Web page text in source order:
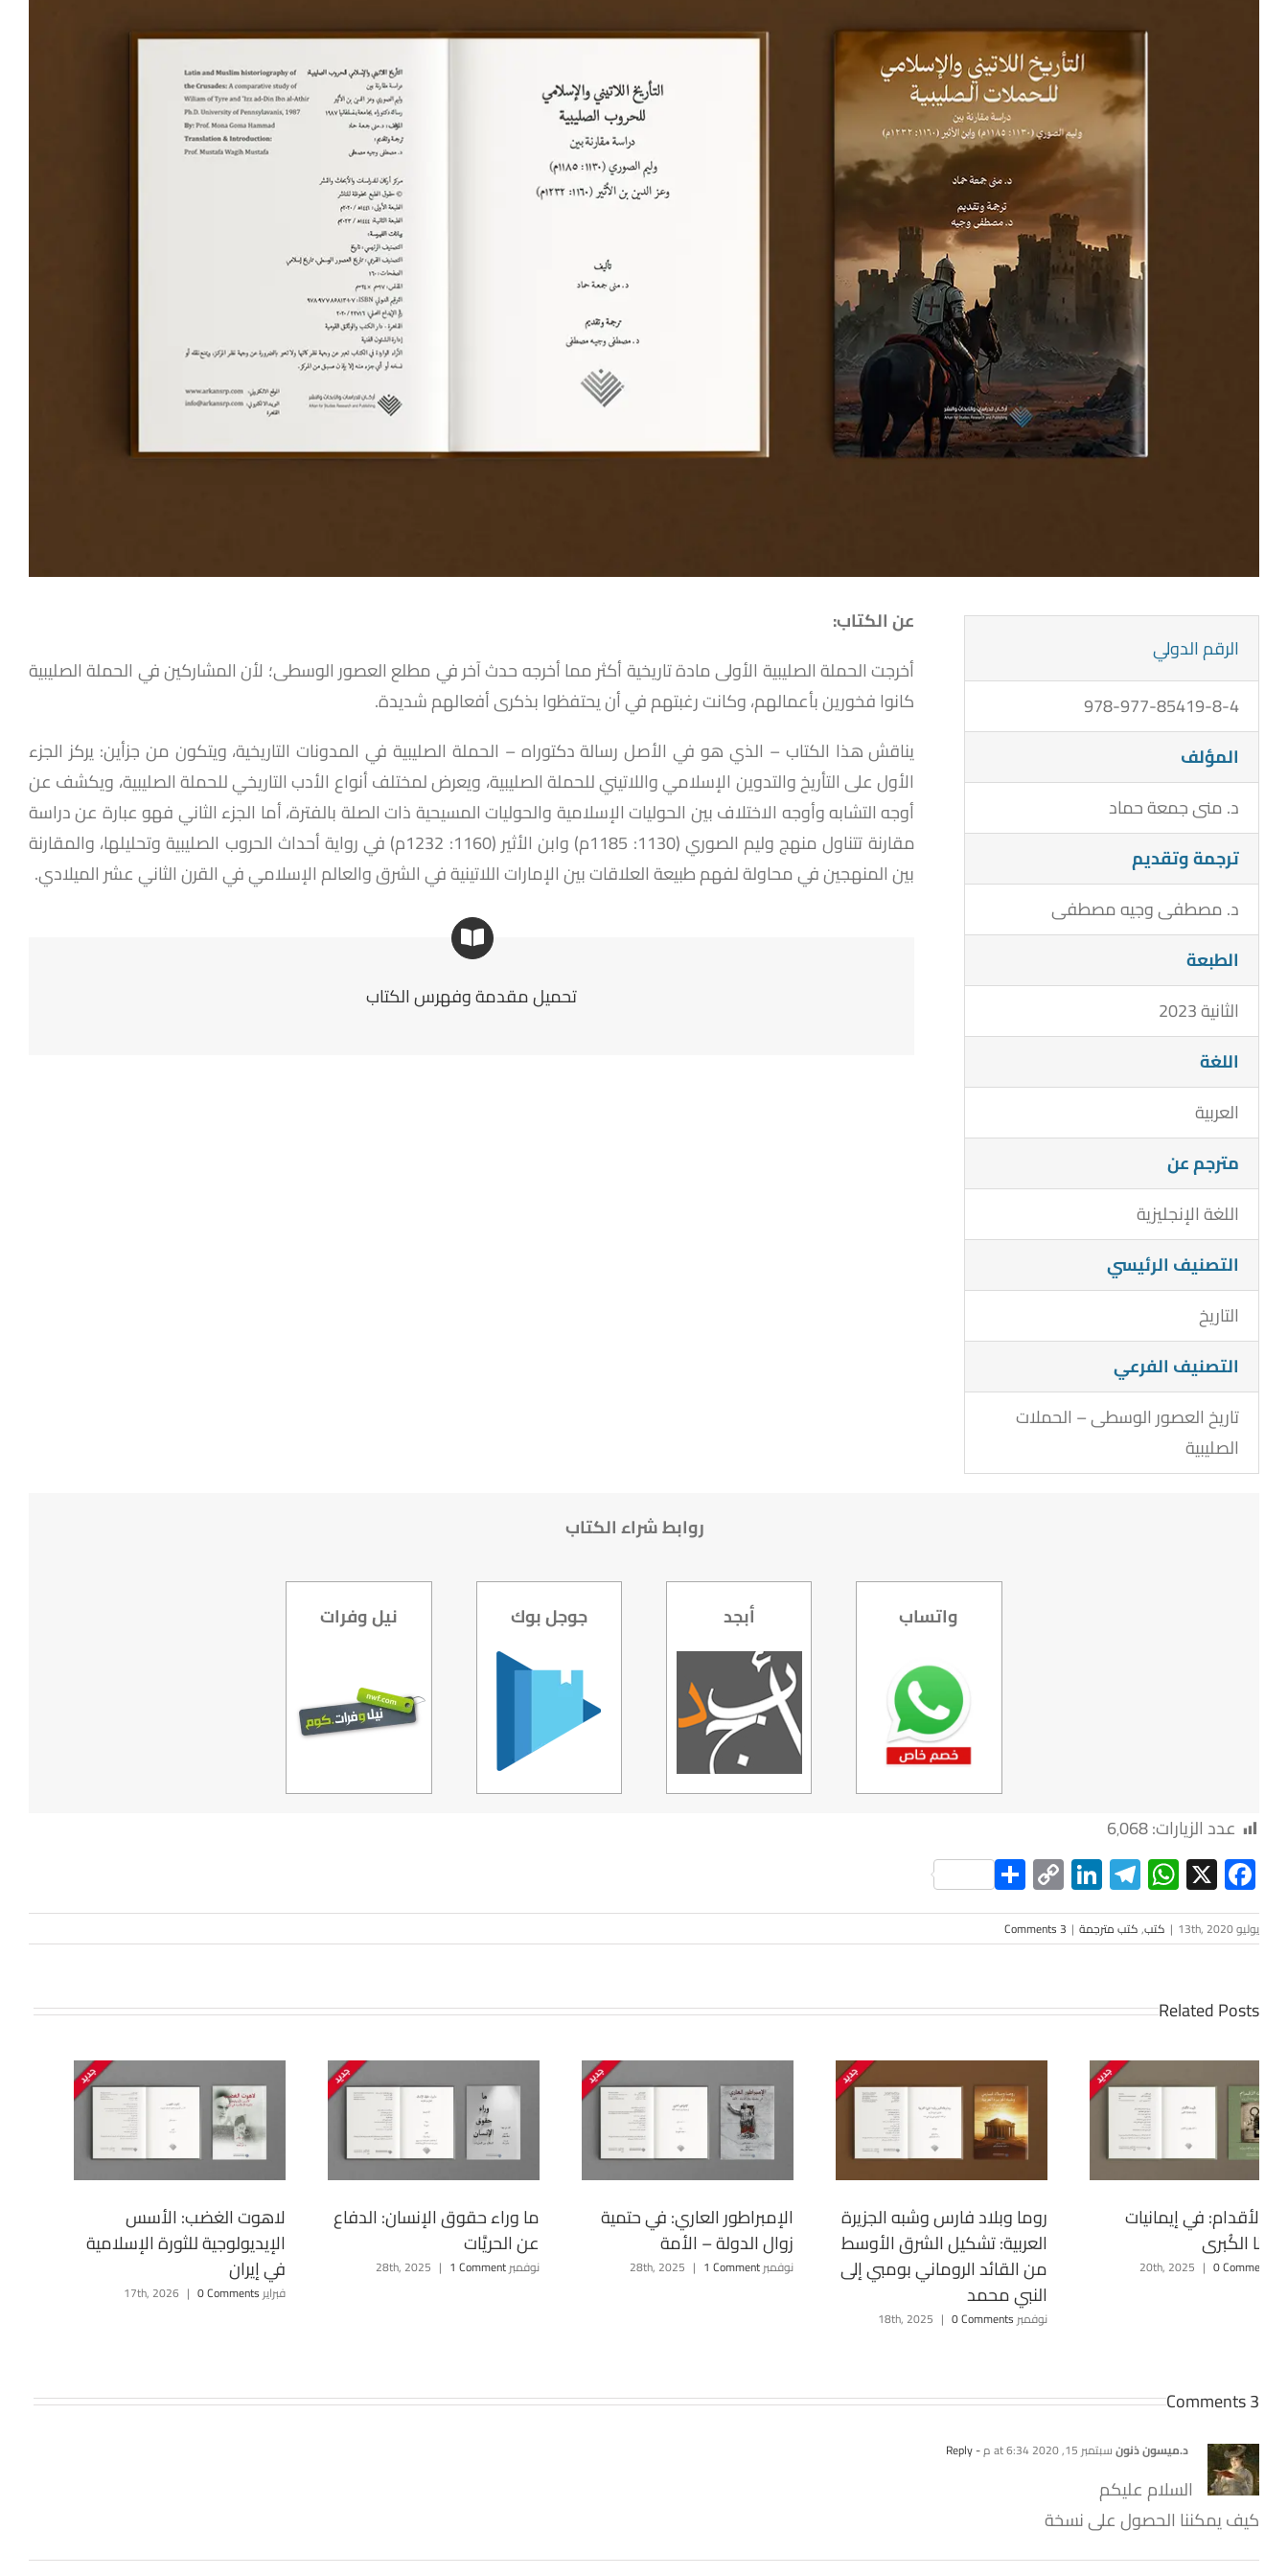
الرقم الدولي
978-977-85419-8-4
المؤلف
د. منى جمعة حماد
ترجمة وتقديم
د. مصطفى وجيه مصطفى
الطبعة
الثانية 2023
اللغة
العربية
مترجم عن
اللغة الإنجليزية
التصنيف الرئيسي
التاريخ
التصنيف الفرعي
تاريخ العصور الوسطى – الحملات
الصليبية
عن الكتاب:
أخرجت الحملة الصليبية الأولى مادة تاريخية أكثر مما أخرجه حدث آخر في مطلع العصور الوسطى؛ لأن المشاركين في الحملة الصليبية
كانوا فخورين بأعمالهم، وكانت رغبتهم في أن يحتفظوا بذكرى أفعالهم شديدة.
يناقش هذا الكتاب – الذي هو في الأصل رسالة دكتوراه – الحملة الصليبية في المدونات التاريخية، ويتكون من جزأين: يركز الجزء
الأول على التأريخ والتدوين الإسلامي واللاتيني للحملة الصليبية، ويعرض لمختلف أنواع الأدب التاريخي للحملة الصليبية، ويكشف عن
أوجه التشابه وأوجه الاختلاف بين الحوليات الإسلامية والحوليات المسيحية ذات الصلة بالفترة، أما الجزء الثاني فهو عبارة عن دراسة
مقارنة تتناول منهج وليم الصوري (1130: 1185م) وابن الأثير (1160: 1232م) في رواية أحداث الحروب الصليبية وتحليلها، والمقارنة
بين المنهجين في محاولة لفهم طبيعة العلاقات بين الإمارات اللاتينية في الشرق والعالم الإسلامي في القرن الثاني عشر الميلادي.
تحميل مقدمة وفهرس الكتاب
روابط شراء الكتاب
واتساب أبجد جوجل بوك نيل وفرات
عدد الزيارات:6٬068
Facebook
X
WhatsApp
Telegram
LinkedIn
Copy
Link
Share
يوليو 13th, 2020 | كتب,كتب مترجمة |
3 Comments
Related Posts
لاهوت الغضب: الأسس
الإيديولوجية للثورة الإسلامية
في إيران
فبراير 17th, 2026 | 0 Comments
ما وراء حقوق الإنسان: الدفاع
عن الحريَّات
نوفمبر 28th, 2025 | 1 Comment
الإمبراطور العاري: في حتمية
زوال الدولة – الأمة
نوفمبر 28th, 2025 | 1 Comment
روما وبلاد فارس وشبه الجزيرة
العربية: تشكيل الشرق الأوسط
من القائد الروماني بومبي إلى
النبي محمد
نوفمبر 18th, 2025 | 0 Comments
الأقدام: في إيمانيات
الكُبرى
| 0 Comments
3 Comments
د.ميسون ذنونسبتمبر 15, 2020 at 6:34 م - Reply
السلام عليكم
كيف يمكننا الحصول على نسخة